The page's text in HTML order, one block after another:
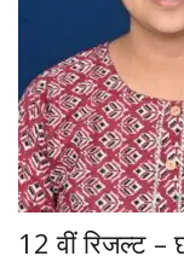
12 वीं रिजल्ट –